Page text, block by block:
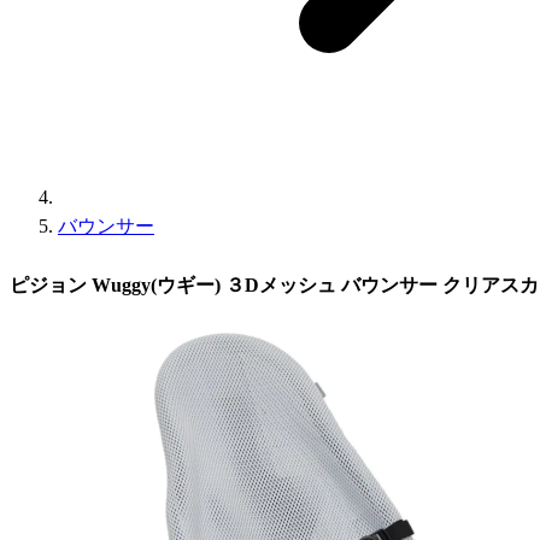
バウンサー
ピジョン Wuggy(ウギー) ３Dメッシュ バウンサー クリアス